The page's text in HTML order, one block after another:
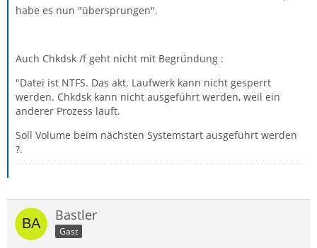
habe es nun "übersprungen".
Auch Chkdsk /f geht nicht mit Begründung :
"Datei ist NTFS. Das akt. Laufwerk kann nicht gesperrt
werden. Chkdsk kann nicht ausgeführt werden, weil ein
anderer Prozess läuft.
Soll Volume beim nächsten Systemstart ausgeführt werden
?.
Bastler
Gast